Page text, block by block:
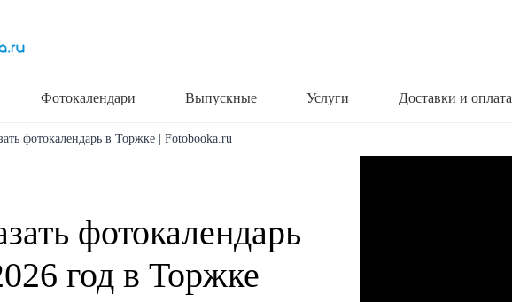
Фотокалендари Выпускные Услуги Доставки и оплата
фотокалендарь в Торжке | Fotobooka.ru
фотокалендарь
год в Торжке